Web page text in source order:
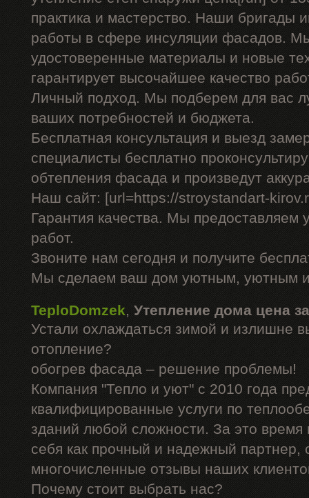
практика и мастерство. Наши бригады
работы в сфере инсуляции фасадов.
удостоверенные материалы и новые
гарантирует высочайшее качество
Личный подход. Мы подберем для вас
ваших потребностей и бюджета.
Бесплатная консультация и выезд
специалисты бесплатно
обтепления фасада и произведут
Наш сайт: [url=https://stroystandart-
Гарантия качества. Мы предоставляем
работ.
Звоните нам сегодня и получите
Мы сделаем ваш дом уютным, уютным
TeploDomzek, Утепление дома цена за
Устали охлаждаться зимой и излишне
отопление?
обогрев фасада – решение проблемы!
Компания "Тепло и уют" с 2010 года
квалифицированные услуги по
зданий любой сложности. За это
себя как прочный и надежный партнер,
многочисленные отзывы наших
Почему стоит выбрать нас?